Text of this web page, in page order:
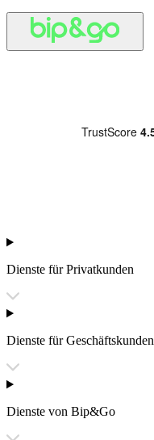
Dienste für Privatkunden
Dienste für Geschäftskunden
Dienste von Bip&Go